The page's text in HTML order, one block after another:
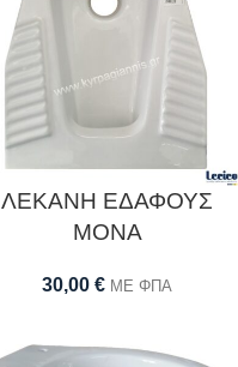
ΛΕΚΑΝΗ ΕΔΑΦΟΥΣ
MONA
30,00 € ΜΕ ΦΠΑ